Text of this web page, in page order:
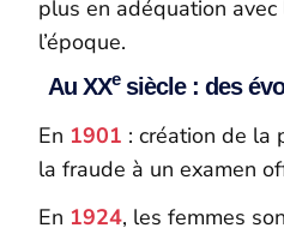
plus en adéquation
l’époque.
Au XXesiècle : des
En 1901 : création de la
la fraude à un examen
En 1924, les femmes